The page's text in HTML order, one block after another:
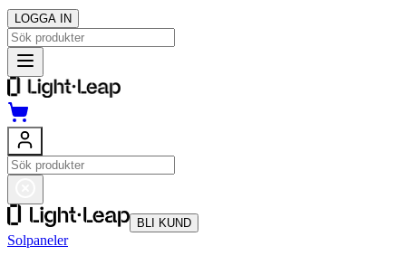
LOGGA IN
BLI KUND
Solpaneler